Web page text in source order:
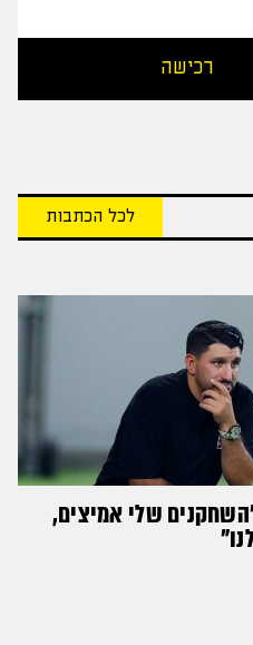
רכישה
לכל הכתבות
שלי אמיצים,